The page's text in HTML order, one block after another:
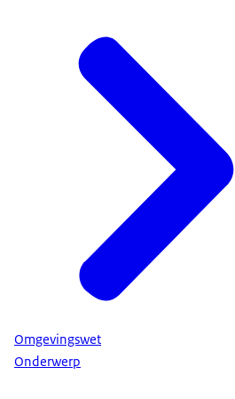
Omgevingswet
Onderwerp